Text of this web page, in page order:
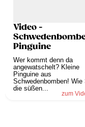
Video -
Pinguine
Wer kommt denn da
angewatschelt? Kleine
Pinguine aus
Schwedenbomben! Wie
die süßen...
zum